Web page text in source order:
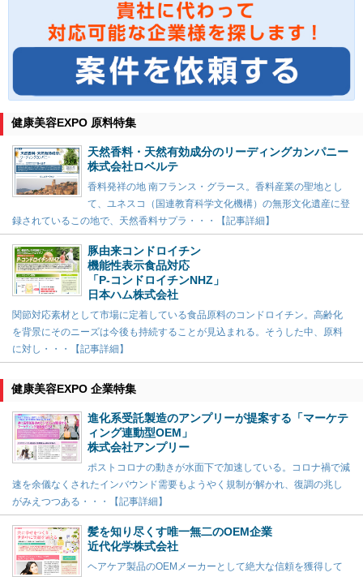
健康美容EXPO 原料特集
天然香料・天然有効成分のリーディングカンパニー
株式会社ロベルテ
香料発祥の地 南フランス・グラース。香料産業の聖地とし
て、ユネスコ（国連教育科学文化機構）の無形文化遺産に登
録されているこの地で、天然香料サプラ・・・【記事詳細】
豚由来コンドロイチン
機能性表示食品対応
「P-コンドロイチンNHZ」
日本ハム株式会社
関節対応素材として市場に定着している食品原料のコンドロイチン。高齢化
を背景にそのニーズは今後も持続することが見込まれる。そうした中、原料
に対し・・・【記事詳細】
健康美容EXPO 企業特集
進化系受託製造のアンプリーが提案する「マーケテ
ィング連動型OEM」
株式会社アンプリー
ポストコロナの動きが水面下で加速している。コロナ禍で減
速を余儀なくされたインバウンド需要もようやく規制が解かれ、復調の兆し
がみえつつある・・・【記事詳細】
髪を知り尽くす唯一無二のOEM企業
近代化学株式会社
ヘアケア製品のOEMメーカーとして絶大な信頼を獲得して